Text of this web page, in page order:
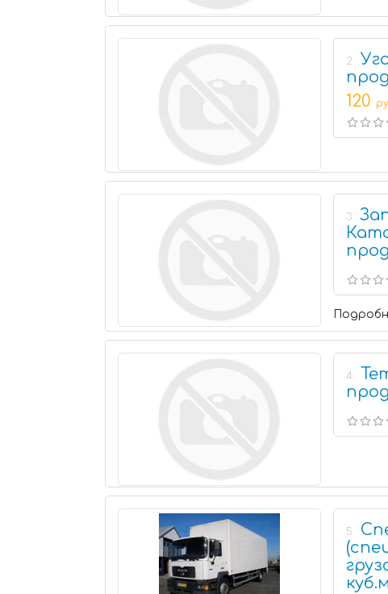
2
120
3
4
5